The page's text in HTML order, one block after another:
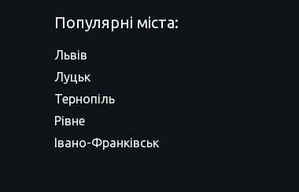
Популярні міста:
Львів
Луцьк
Тернопіль
Рівне
Івано-Франківськ